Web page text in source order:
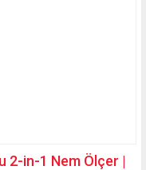
2-in-1 Nem Ölçer |